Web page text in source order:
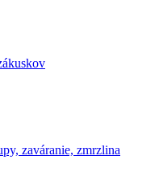
zaváranie, zmrzlina